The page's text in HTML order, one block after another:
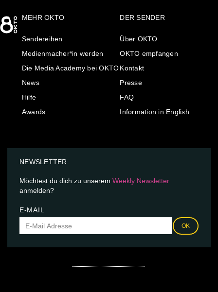
MEHR OKTO
Sendereihen
Medienmacher*in werden
Die Media Academy bei OKTO
News
Hilfe
Awards
DER SENDER
Über OKTO
OKTO empfangen
Kontakt
Presse
FAQ
Information in English
NEWSLETTER
Möchtest du dich zu unserem Weekly Newsletter
anmelden?
E-MAIL
OK